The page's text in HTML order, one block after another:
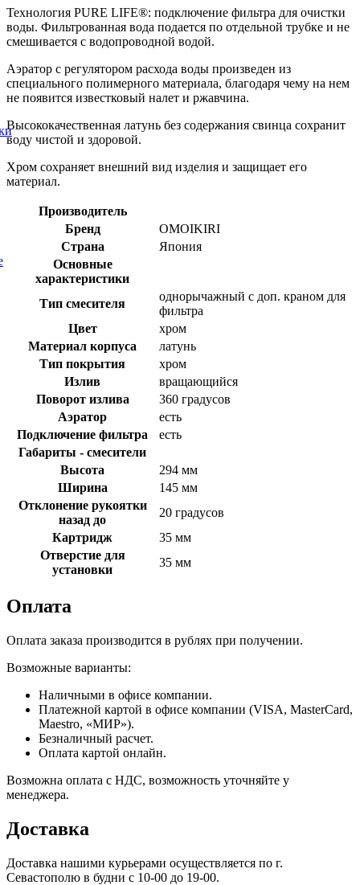
Технология PURE LIFE®: подключение фильтра для очистки
воды. Фильтрованная вода подается по отдельной трубке и не
смешивается с водопроводной водой.
Аэратор с регулятором расхода воды произведен из
специального полимерного материала, благодаря чему на нем
не появится известковый налет и ржавчина.
Высококачественная латунь без содержания свинца сохранит
воду чистой и здоровой.
Хром сохраняет внешний вид изделия и защищает его
материал.
Производитель
Бренд
OMOIKIRI
Страна
Япония
Основные
характеристики
Тип смесителя
однорычажный с доп. краном для
фильтра
Цвет
хром
Материал корпуса
латунь
Тип покрытия
хром
Излив
вращающийся
Поворот излива
360 градусов
Аэратор
есть
Подключение фильтра
есть
Габариты - смесители
Высота
294 мм
Ширина
145 мм
Отклонение рукоятки
назад до
20 градусов
Картридж
35 мм
Отверстие для
установки
35 мм
Оплата
Оплата заказа производится в рублях при получении.
Возможные варианты:
Наличными в офисе компании.
Платежной картой в офисе компании (VISA, MasterCard,
Maestro, «МИР»).
Безналичный расчет.
Оплата картой онлайн.
Возможна оплата с НДС, возможность уточняйте у
менеджера.
Доставка
Доставка нашими курьерами осуществляется по г.
Севастополю в будни с 10-00 до 19-00.